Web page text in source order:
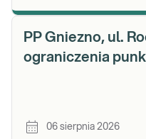
PP Gniezno, ul.
ograniczenia
06 sierpnia 2026